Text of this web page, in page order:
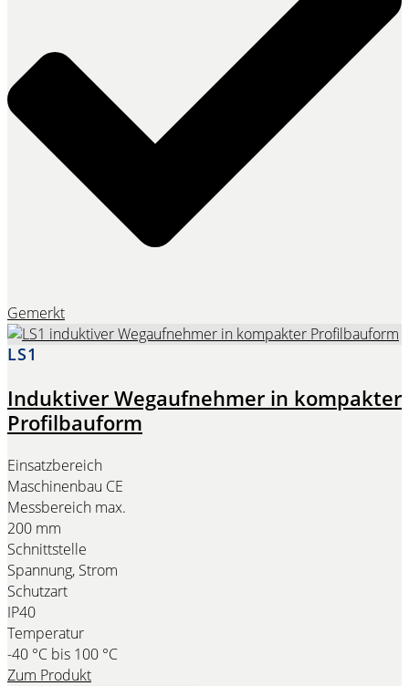
Gemerkt
LS1
Induktiver Wegaufnehmer in kompakter
Profilbauform
Einsatzbereich
Maschinenbau CE
Messbereich max.
200 mm
Schnittstelle
Spannung, Strom
Schutzart
IP40
Temperatur
-40 °C bis 100 °C
Zum Produkt